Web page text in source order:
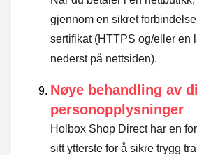
gjennom en sikret
sertifikat (HTTPS og/eller en
nederst på nettsiden).
Nøye behandling av
personopplysninger
Holbox Shop Direct har en
sitt ytterste for å sikre trygg